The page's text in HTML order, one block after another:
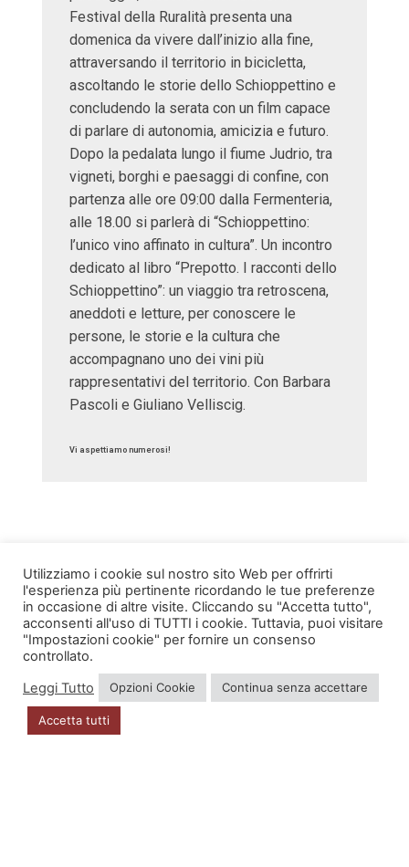
Festival della Ruralità presenta una
domenica da vivere dall’inizio alla fine,
attraversando il territorio in bicicletta,
ascoltando le storie dello Schioppettino e
concludendo la serata con un film capace
di parlare di autonomia, amicizia e futuro.
Dopo la pedalata lungo il fiume Judrio, tra
vigneti, borghi e paesaggi di confine, con
partenza alle ore 09:00 dalla Fermenteria,
alle 18.00 si parlerà di “Schioppettino:
l’unico vino affinato in cultura”. Un incontro
dedicato al libro “Prepotto. I racconti dello
Schioppettino”: un viaggio tra retroscena,
aneddoti e letture, per conoscere le
persone, le storie e la cultura che
accompagnano uno dei vini più
rappresentativi del territorio. Con Barbara
Pascoli e Giuliano Velliscig.
Vi aspettiamo numerosi!
INFO
Account
Privacy Policy
Utilizziamo i cookie sul nostro sito Web per offrirti
l'esperienza più pertinente ricordando le tue preferenze
in occasione di altre visite. Cliccando su "Accetta tutto",
acconsenti all'uso di TUTTI i cookie. Tuttavia, puoi visitare
"Impostazioni cookie" per fornire un consenso
controllato.
Leggi Tutto
Opzioni Cookie Continua senza accettare
Accetta tutti